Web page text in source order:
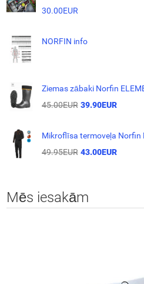
30.00EUR
NORFIN info
Ziemas zābaki Norfin
45.00EUR 39.90EUR
Mikroflīsa termoveļa Norfin
49.95EUR 43.00EUR
Mēs iesakām